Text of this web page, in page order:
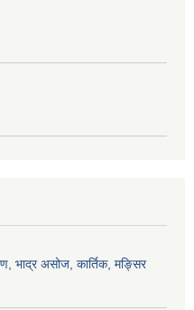
भाद्र असोज, कार्तिक, मङ्सिर